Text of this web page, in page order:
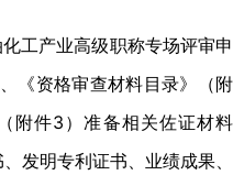
产业高级职称专场评审申
《资格审查材料目录》（附
附件3）准备相关佐证材料
发明专利证书、业绩成果、